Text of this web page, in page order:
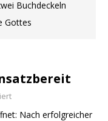
Nach erfolgreicher